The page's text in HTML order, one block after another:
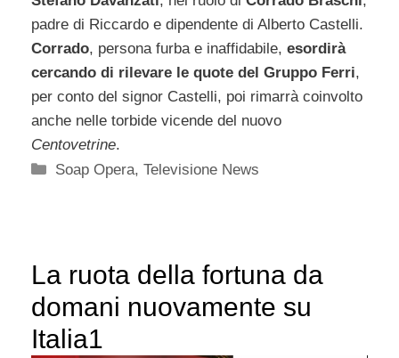
padre di Riccardo e dipendente di Alberto Castelli.
Corrado, persona furba e inaffidabile, esordirà
cercando di rilevare le quote del Gruppo Ferri,
per conto del signor Castelli, poi rimarrà coinvolto
anche nelle torbide vicende del nuovo
Centovetrine.
Categorie
Soap Opera,Televisione News
La ruota della fortuna da
domani nuovamente su
Italia1